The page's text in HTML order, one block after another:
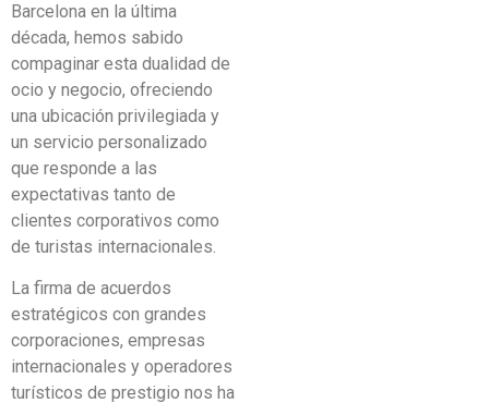
Barcelona en la última
década, hemos sabido
compaginar esta dualidad de
ocio y negocio, ofreciendo
una ubicación privilegiada y
un servicio personalizado
que responde a las
expectativas tanto de
clientes corporativos como
de turistas internacionales.
La firma de acuerdos
estratégicos con grandes
corporaciones, empresas
internacionales y operadores
turísticos de prestigio nos ha